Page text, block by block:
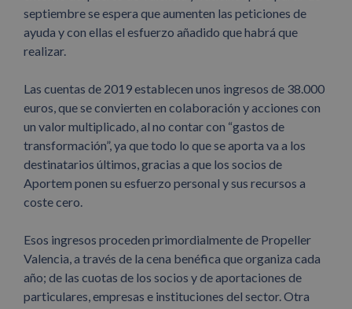
septiembre se espera que aumenten las peticiones de
ayuda y con ellas el esfuerzo añadido que habrá que
realizar.
Las cuentas de 2019 establecen unos ingresos de 38.000
euros, que se convierten en colaboración y acciones con
un valor multiplicado, al no contar con “gastos de
transformación”, ya que todo lo que se aporta va a los
destinatarios últimos, gracias a que los socios de
Aportem ponen su esfuerzo personal y sus recursos a
coste cero.
Esos ingresos proceden primordialmente de Propeller
Valencia, a través de la cena benéfica que organiza cada
año; de las cuotas de los socios y de aportaciones de
particulares, empresas e instituciones del sector. Otra